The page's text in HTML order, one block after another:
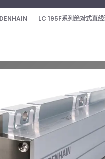
LC 195F系列绝对式直